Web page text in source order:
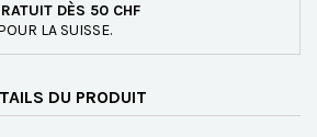
DÈS 50 CHF
LA SUISSE.
DU PRODUIT